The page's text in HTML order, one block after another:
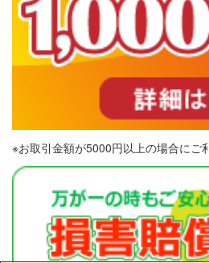
※お取引金額が5000円以上の場合にご